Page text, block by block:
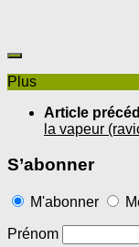
Plus
Article
la vapeur
S’abonner
M'abonner
Prénom